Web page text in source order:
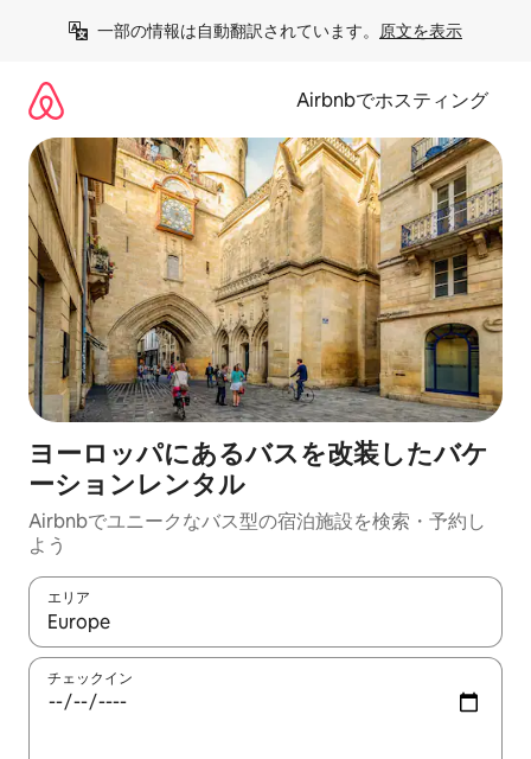
一部の情報は自動翻訳されています。 原文を表示
Airbnbでホスティング
ヨーロッパにあるバスを改装したバケ
ーションレンタル
Airbnbでユニークなバス型の宿泊施設を検索・予約し
よう
エリア
検索結果が表示されたら、上下の矢印キーを使って移動するか
チェックイン